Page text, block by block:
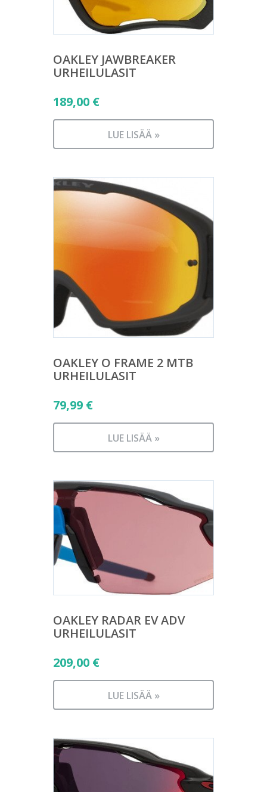
OAKLEY JAWBREAKER
URHEILULASIT
189,00 €
LUE LISÄÄ »
OAKLEY O FRAME 2 MTB
URHEILULASIT
79,99 €
LUE LISÄÄ »
OAKLEY RADAR EV ADV
URHEILULASIT
209,00 €
LUE LISÄÄ »